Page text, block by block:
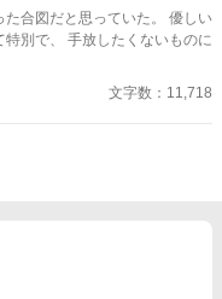
り――！？ 孤独な二人の魂が共
ー。 ※センチネルバ
覚醒者×導き手）です。
だと思っていた。 優しい
別で、 手放したくないものに
文字数：11,718